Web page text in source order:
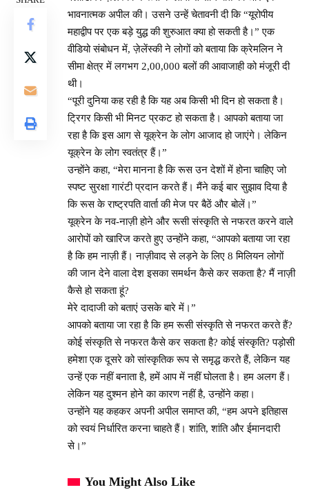
भावनात्मक अपील की। उसने उन्हें चेतावनी दी कि “यूरोपीय
महाद्वीप पर एक बड़े युद्ध की शुरुआत क्या हो सकती है।” एक
वीडियो संबोधन में, ज़ेलेंस्की ने लोगों को बताया कि क्रेमलिन ने
सीमा क्षेत्र में लगभग 2,00,000 बलों की आवाजाही को मंजूरी दी
थी।
“पूरी दुनिया कह रही है कि यह अब किसी भी दिन हो सकता है।
ट्रिगर किसी भी मिनट प्रकट हो सकता है। आपको बताया जा
रहा है कि इस आग से यूक्रेन के लोग आजाद हो जाएंगे। लेकिन
यूक्रेन के लोग स्वतंत्र हैं।”
उन्होंने कहा, “मेरा मानना ​​है कि रूस उन देशों में होना चाहिए जो
स्पष्ट सुरक्षा गारंटी प्रदान करते हैं। मैंने कई बार सुझाव दिया है
कि रूस के राष्ट्रपति वार्ता की मेज पर बैठें और बोलें।”
यूक्रेन के नव-नाज़ी होने और रूसी संस्कृति से नफरत करने वाले
आरोपों को खारिज करते हुए उन्होंने कहा, “आपको बताया जा रहा
है कि हम नाज़ी हैं। नाज़ीवाद से लड़ने के लिए 8 मिलियन लोगों
की जान देने वाला देश इसका समर्थन कैसे कर सकता है? मैं नाज़ी
कैसे हो सकता हूं?
मेरे दादाजी को बताएं उसके बारे में।”
आपको बताया जा रहा है कि हम रूसी संस्कृति से नफरत करते हैं?
कोई संस्कृति से नफरत कैसे कर सकता है? कोई संस्कृति? पड़ोसी
हमेशा एक दूसरे को सांस्कृतिक रूप से समृद्ध करते हैं, लेकिन यह
उन्हें एक नहीं बनाता है, हमें आप में नहीं घोलता है। हम अलग हैं।
लेकिन यह दुश्मन होने का कारण नहीं है, उन्होंने कहा।
उन्होंने यह कहकर अपनी अपील समाप्त की, “हम अपने इतिहास
को स्वयं निर्धारित करना चाहते हैं। शांति, शांति और ईमानदारी
से।”
You Might Also Like